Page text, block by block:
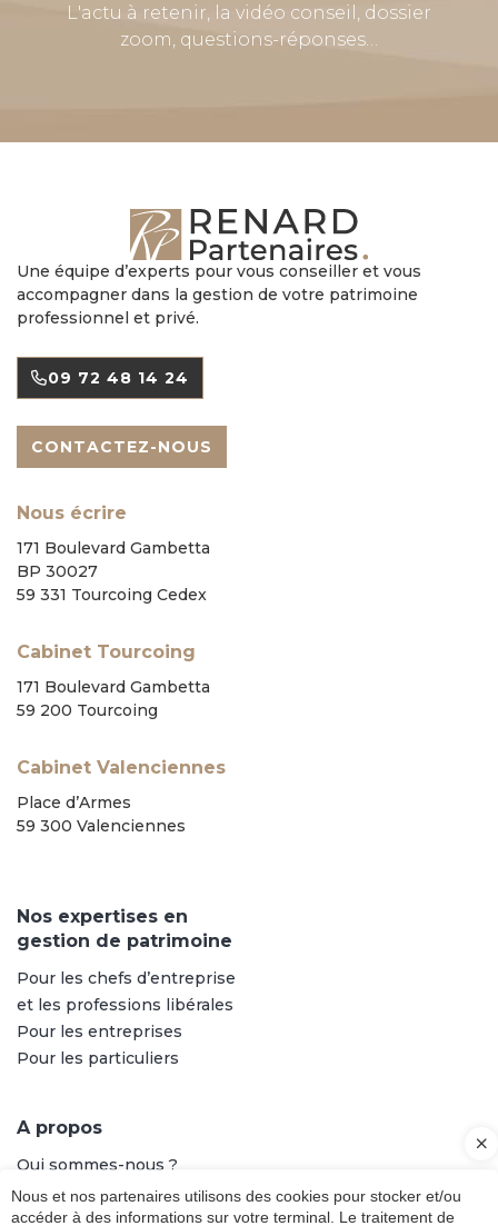
L'actu à retenir, la vidéo conseil, dossier
zoom, questions-réponses…
Une équipe d’experts pour vous conseiller et vous
accompagner dans la gestion de votre patrimoine
professionnel et privé.
09 72 48 14 24
CONTACTEZ-NOUS
Nous écrire
171 Boulevard Gambetta
BP 30027
59 331 Tourcoing Cedex
Cabinet Tourcoing
171 Boulevard Gambetta
59 200 Tourcoing
Cabinet Valenciennes
Place d’Armes
59 300 Valenciennes
Nos expertises en
gestion de patrimoine
Pour les chefs d’entreprise
et les professions libérales
Pour les entreprises
Pour les particuliers
A propos
Qui sommes-nous ?
Notre équipe
Nous et nos partenaires utilisons des cookies pour stocker et/ou
accéder à des informations sur votre terminal. Le traitement de